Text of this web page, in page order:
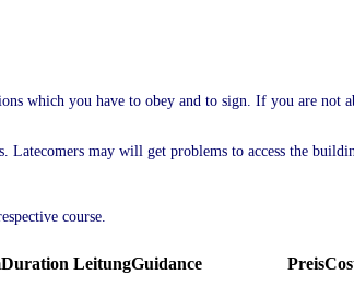
which you have to obey and to sign. If you are not
Latecomers may will get problems to access the
course.
Duration LeitungGuidance Preis